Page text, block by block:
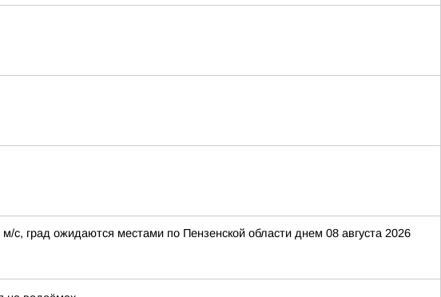
град ожидаются местами по Пензенской области днем 08 августа 2026